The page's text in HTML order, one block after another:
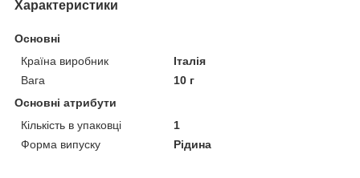
Характеристики
Основні
Країна виробник
Італія
Вага
10 г
Основні атрибути
Кількість в упаковці
1
Форма випуску
Рідина